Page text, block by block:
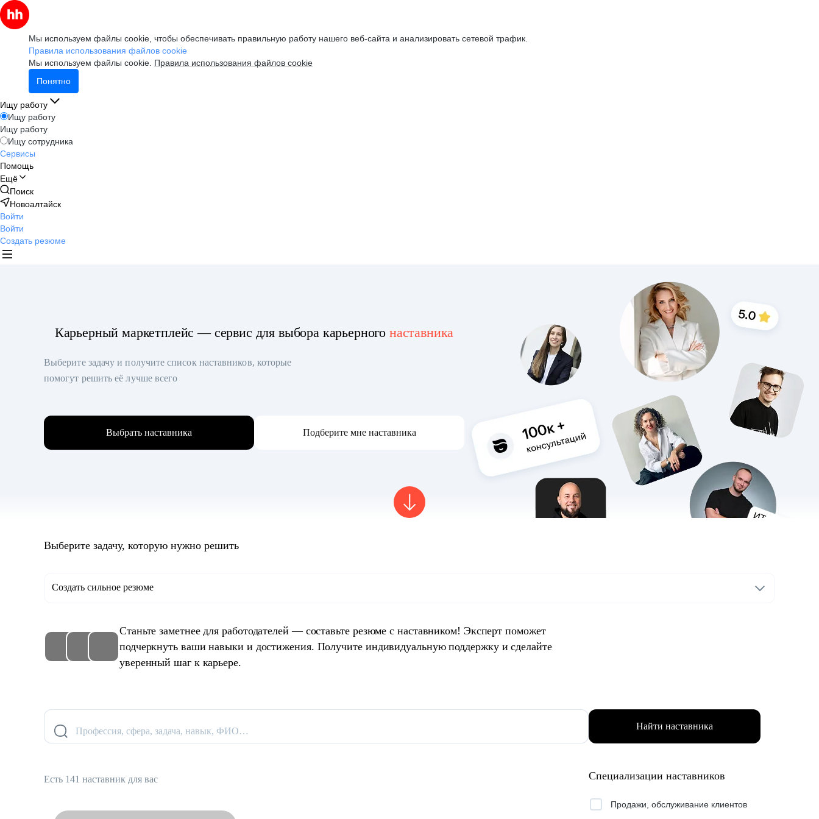
Мы используем файлы cookie, чтобы обеспечивать правильную работу нашего веб-сайта и анализировать сетевой трафик.
Правила использования файлов cookie
Мы используем файлы cookie. Правила использования файлов cookie
Понятно
Ищу работу
Ищу работу
Ищу работу
Ищу сотрудника
Сервисы
Помощь
Ещё
Поиск
Новоалтайск
Войти
Войти
Создать резюме
Карьерный маркетплейс — сервис для выбора карьерного наставника
Выберите задачу и получите список наставников, которые
помогут решить её лучше всего
Выбрать наставника Подберите мне наставника
Выберите задачу, которую нужно решить
Создать сильное резюме
Станьте заметнее для работодателей — составьте резюме с наставником! Эксперт поможет
подчеркнуть ваши навыки и достижения. Получите индивидуальную поддержку и сделайте
уверенный шаг к карьере.
Профессия, сфера, задача, навык, ФИО… Найти наставника
Есть 141 наставник для вас Специализации наставников
Продажи, обслуживание клиентов